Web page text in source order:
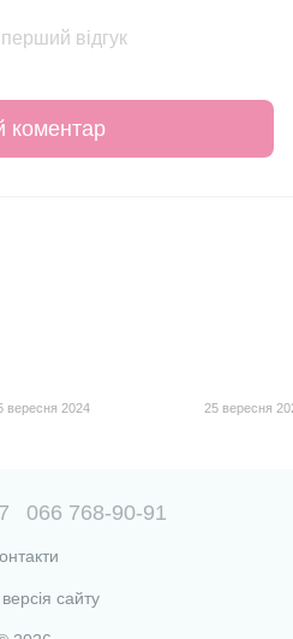
відгук
коментар
вересня 2024 25 вересня
066 768-90-91
сайту